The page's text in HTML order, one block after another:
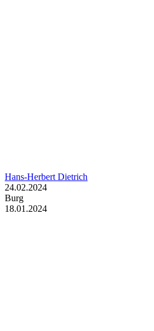
Hans-Herbert Dietrich
24.02.2024
Burg
18.01.2024